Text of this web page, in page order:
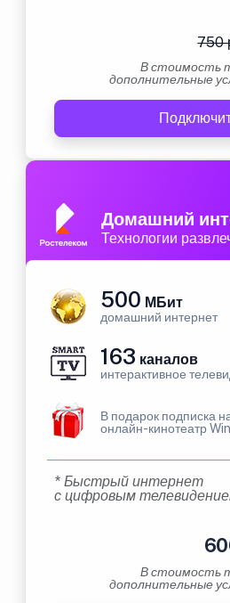
750
В стоимость
дополнительные
Домашний
Технологии
500 МБит
домашний интернет
163 каналов
интерактивное
В подарок подписка
онлайн-кинотеатр
* Быстрый интернет
с цифровым
В стоимость
дополнительные